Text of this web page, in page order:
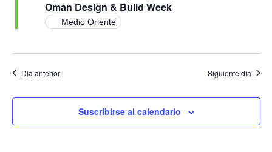
Oman Design & Build Week
Medio Oriente
Día anterior Siguiente día
Suscribirse al calendario